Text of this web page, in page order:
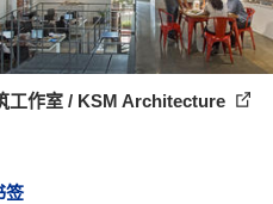
工作室 / KSM Architecture
签